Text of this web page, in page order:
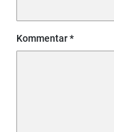
Kommentar